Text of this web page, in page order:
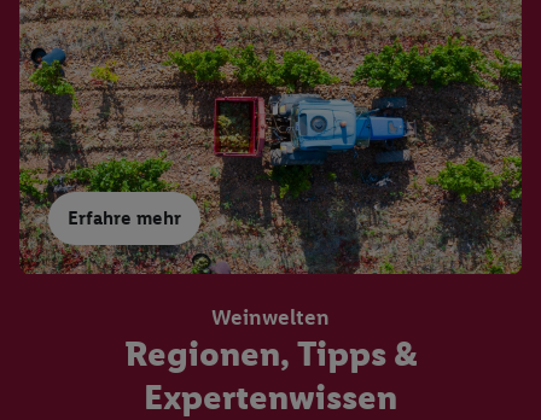
Erfahre mehr
Weinwelten
Regionen, Tipps &
Expertenwissen